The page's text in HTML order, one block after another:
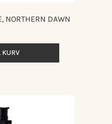
NORTHERN DAWN
KURV